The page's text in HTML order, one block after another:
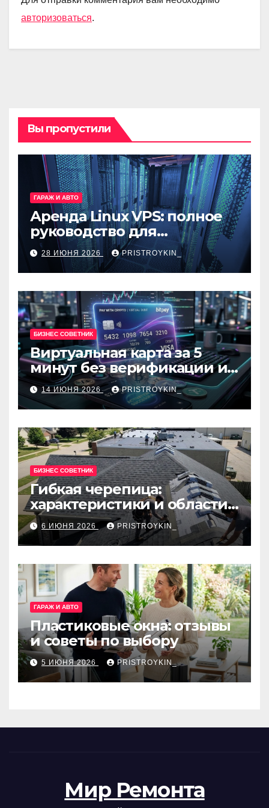
авторизоваться.
Вы пропустили
ГАРАЖ И АВТО
Аренда Linux VPS: полное
руководство для
разработчиков и
администраторов
28 ИЮНЯ 2026 PRISTROYKIN_
БИЗНЕС СОВЕТНИК
Виртуальная карта за 5
минут без верификации и
банков с пополнением в
USDT
14 ИЮНЯ 2026 PRISTROYKIN_
БИЗНЕС СОВЕТНИК
Гибкая черепица:
характеристики и области
применения
6 ИЮНЯ 2026 PRISTROYKIN_
ГАРАЖ И АВТО
Пластиковые окна: отзывы
и советы по выбору
5 ИЮНЯ 2026 PRISTROYKIN_
Мир Ремонта